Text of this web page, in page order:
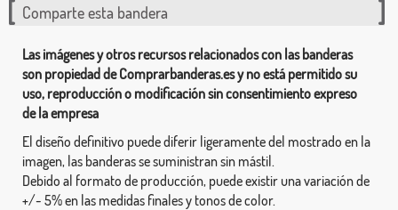
Comparte esta bandera
Las imágenes y otros recursos relacionados con las banderas
son propiedad de Comprarbanderas.es y no está permitido su
uso, reproducción o modificación sin consentimiento expreso
de la empresa
El diseño definitivo puede diferir ligeramente del mostrado en la
imagen, las banderas se suministran sin mástil.
Debido al formato de producción, puede existir una variación de
+/- 5% en las medidas finales y tonos de color.